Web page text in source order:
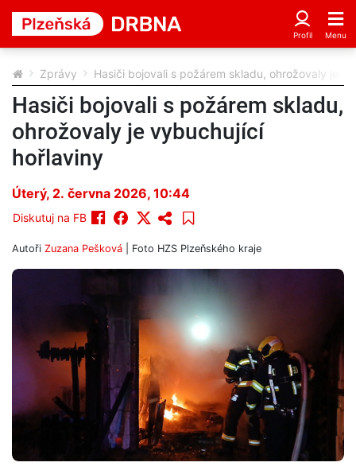
Zprávy Hasiči bojovali s požárem skladu, ohrožovaly je
Hasiči bojovali s požárem skladu,
ohrožovaly je vybuchující
hořlaviny
Úterý, 2. června 2026, 10:44
Diskutuj na FB
Autoři Zuzana Pešková | Foto HZS Plzeňského kraje